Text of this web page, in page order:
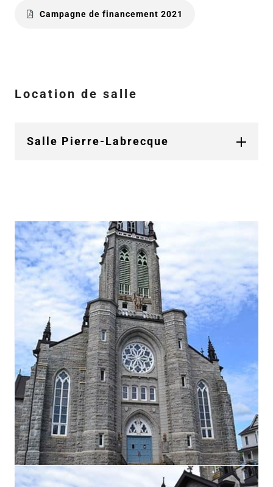
Campagne de financement 2021
Location de salle
Salle Pierre-Labrecque